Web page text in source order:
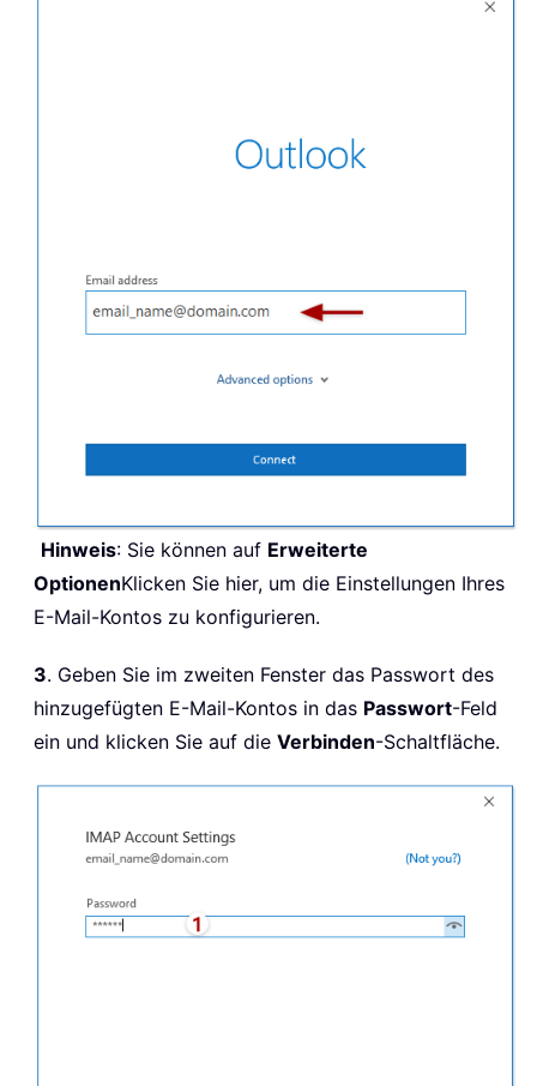
Hinweis: Sie können auf Erweiterte
OptionenKlicken Sie hier, um die Einstellungen Ihres
E-Mail-Kontos zu konfigurieren.
3. Geben Sie im zweiten Fenster das Passwort des
hinzugefügten E-Mail-Kontos in das Passwort-Feld
ein und klicken Sie auf die Verbinden-Schaltfläche.